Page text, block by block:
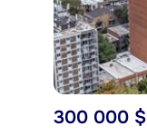
300 000 $